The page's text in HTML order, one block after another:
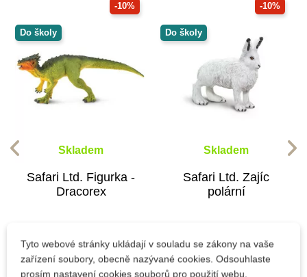
-10%
Do školy
Skladem
Safari Ltd. Figurka -
Dracorex
302 Kč335 Kč
-10%
Do školy
Skladem
Safari Ltd. Zajíc
polární
142 Kč158 Kč
Tyto webové stránky ukládají v souladu se zákony na vaše
zařízení soubory, obecně nazývané cookies. Odsouhlaste
prosím nastavení cookies souborů pro použití webu.